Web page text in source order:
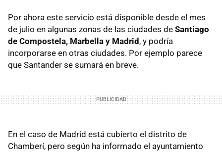
Por ahora este servicio está disponible desde el mes
de julio en algunas zonas de las ciudades de Santiago
de Compostela, Marbella y Madrid, y podría
incorporarse en otras ciudades. Por ejemplo parece
que Santander se sumará en breve.
En el caso de Madrid está cubierto el distrito de
Chamberí, pero según ha informado el ayuntamiento